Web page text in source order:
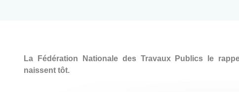
La Fédération Nationale des Travaux Publics le
naissent tôt.